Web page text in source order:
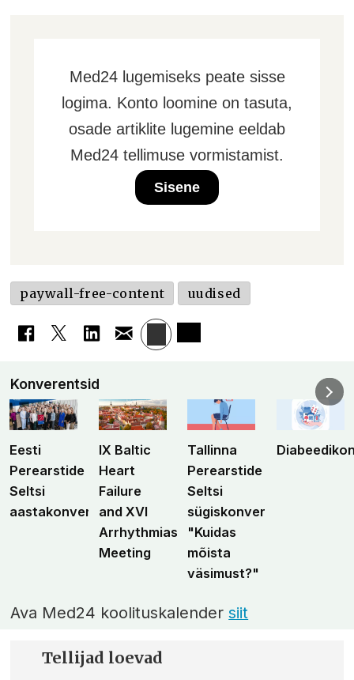
Med24 lugemiseks peate sisse
logima. Konto loomine on tasuta,
osade artiklite lugemine eeldab
Med24 tellimuse vormistamist.
Sisene
paywall-free-content uudised
Konverentsid
Eesti
Perearstide
Seltsi
aastakonverents
IX Baltic
Heart
Failure
and XVI
Arrhythmias
Meeting
Tallinna
Perearstide
Seltsi
sügiskonverents
"Kuidas
mõista
väsimust?"
Ava Med24 koolituskalendersiit
Tellijad loevad